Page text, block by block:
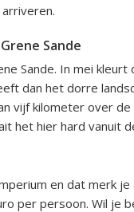
Sande
Sande. In mei
dan het dorre
vijf kilometer over de
het hier hard vanuit
en dat merk
per persoon. Wil je